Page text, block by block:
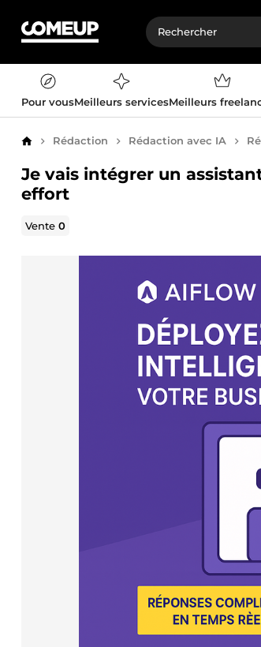
Pour vousMeilleurs servicesMeilleurs
AccueilRédaction Rédaction avec IA
Je vais intégrer un
effort
Vente0